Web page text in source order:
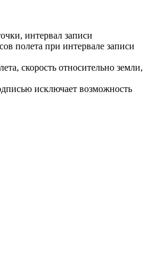
интервал записи
полета при интервале записи
скорость относительно земли,
исключает возможность